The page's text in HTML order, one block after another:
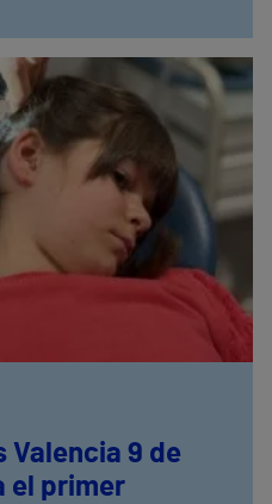
Valencia 9 de
el primer